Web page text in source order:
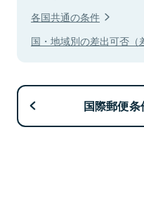
各国共通の条件
国・地域別の差出可否（
国際郵便